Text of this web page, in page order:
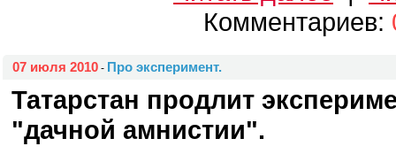
Комментариев:
07 июля 2010 - Про эксперимент.
Татарстан продлит
"дачной амнистии".